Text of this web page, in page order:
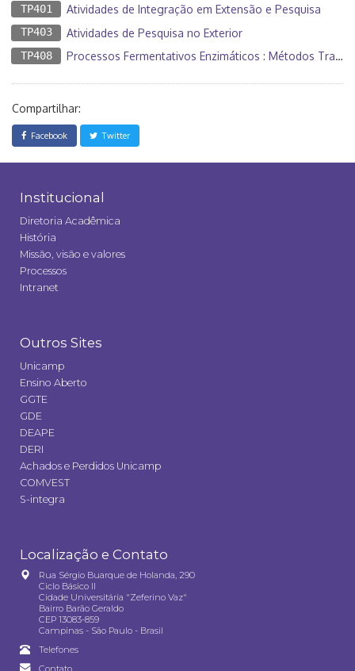
TP401 Atividades de Integração em Extensão e Pesquisa
TP403 Atividades de Pesquisa no Exterior
TP408 Processos Fermentativos Enzimáticos : Métodos Tradicionais x A. Tecnológicos
Compartilhar:
Facebook Twitter
Institucional
Diretoria Acadêmica
História
Missão, visão e valores
Processos
Intranet
Outros Sites
Unicamp
Ensino Aberto
GGTE
GDE
DEAPE
DERI
Achados e Perdidos Unicamp
COMVEST
S-integra
Localização e Contato
Rua Sérgio Buarque de Holanda, 290
Ciclo Básico II
Cidade Universitária "Zeferino Vaz"
Bairro Barão Geraldo
CEP 13083-859
Campinas - São Paulo - Brasil
Telefones
Contato